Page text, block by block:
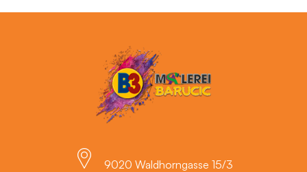
9020 Waldhorngasse 15/3